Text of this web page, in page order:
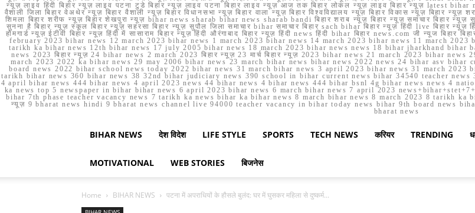
न्यूज़ लाइव हिंदी बिहार न्यूज़ लाइव पटना टुडे बिहार न्यूज़ लाइव पटना बिहार लाइव न्यूज़ आज तक बिहार लोकल न्यूज़ लाइव बिहार न्यूज़ latest
वैशाली जिला बिहार वेअथेर न्यूज़ बिहार वैशाली न्यूज़ बिहार विधानसभा न्यूज़ बिहार वाला न्यूज़ बिहार विश्वविद्यालय न्यूज़ बिहार विकास न्यूज़ बिहार न्यूज़
शिमला बिहार शरीफ न्यूज़ बिहार शेखपुरा न्यूज़ bihar news sharab bihar news sharab bandi बिहार शराब न्यूज़ बिहार न्यूज़ समाचार बिहार न्यूज़
सुनना है बिहार न्यूज़ स्कूल बिहार न्यूज़ सहरसा बिहार न्यूज़ सुपौल जिला समाचार bihar समाचार बिहार sach bihar बिहार न्यूज़ हिंदी live बिहार न्यूज़
होमगार्ड न्यूज़ ईटीवी बिहार न्यूज़ हिंदी में सासाराम बिहार न्यूज़ हिंदी औरंगाबाद बिहार न्यूज़ हिंदी news हिंदी bihar बिहार news.com जी न्यूज
february 2023 bihar news 12 march 2023 bihar news 1 march 2023 bihar news 14 march 2023 bihar news 11 march
tarikh ka bihar news 12th bihar news 17 july 2005 bihar news 18 march 2023 bihar news news 18 bihar jharkhand bihar
news 2023 बिहार न्यूज़ 24 bihar news 2 march 2023 बिहार न्यूज़ 23 मार्च बिहार न्यूज़ 2023 bihar news 21 march 2023 bihar
march 2023 2022 ka bihar news 29 may 2006 bihar news 23 march bihar news bihar news 2022 news 24 bihar asv
board news 2022 bihar school news today 2022 bihar news 31 march bihar news 3 april 2023 bihar news 31 march
tarikh bihar news 360 bihar news 38 32nd bihar judiciary news 390 school in bihar current news bihar 34540 teacher
4 april bihar news 444 bihar news 4 april 2023 news 44 bihar news 4 bihar news 444 bihar bsnl 4g bihar news news 4
ka news top 5 newspaper in bihar bihar news 6 april 2023 bihar news 6 march bihar news 7 april 2023
bihar 7th phase teacher vacancy news 7 tarikh ka news bihar ka bihar news 8 march bihar news 8 march 2023 8 tarikh ka
न्यूज़ 9 bharat news hindi 9 bharat news channel live 94000 teacher vacancy in bihar today news bihar 9th board news
bharat news
BIHAR NEWS देश विदेश LIFE STYLE SPORTS TECH NEWS करियर TRENDING
MOTIVATIONAL WEB STORIES बिजनेस
Home BIHAR NEWS पटना में अपराधियों के हौसले बुलंद: घर में घुसकर महिला से दुष्कर्म...